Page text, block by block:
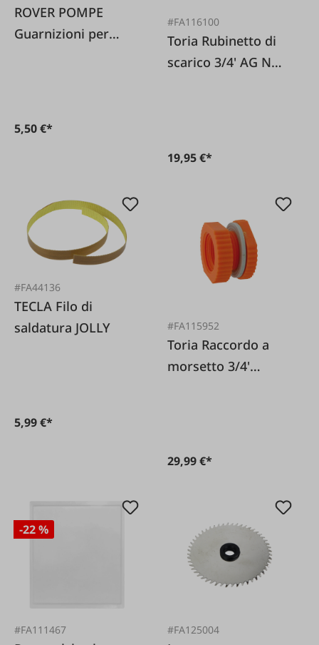
ROVER POMPE
Guarnizioni per
5,50 €*
#FA116100
Toria Rubinetto di
scarico 3/4' AG NW8
19,95 €*
#FA44136
TECLA Filo di
saldatura JOLLY
5,99 €*
#FA115952
Toria Raccordo a
morsetto 3/4'
29,99 €*
-22 %
#FA111467 #FA125004